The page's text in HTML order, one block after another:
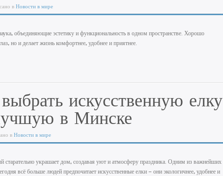
вНовости в мире
объединяющие эстетику и функциональность в одном пространстве. Хорошо
но и делает жизнь комфортнее, удобнее и приятнее.
искусственную елку
в Минске
вНовости в мире
украшает дом, создавая уют и атмосферу праздника. Одним из важнейших
всё больше людей предпочитает искусственные елки — они экологичнее, удобнее и